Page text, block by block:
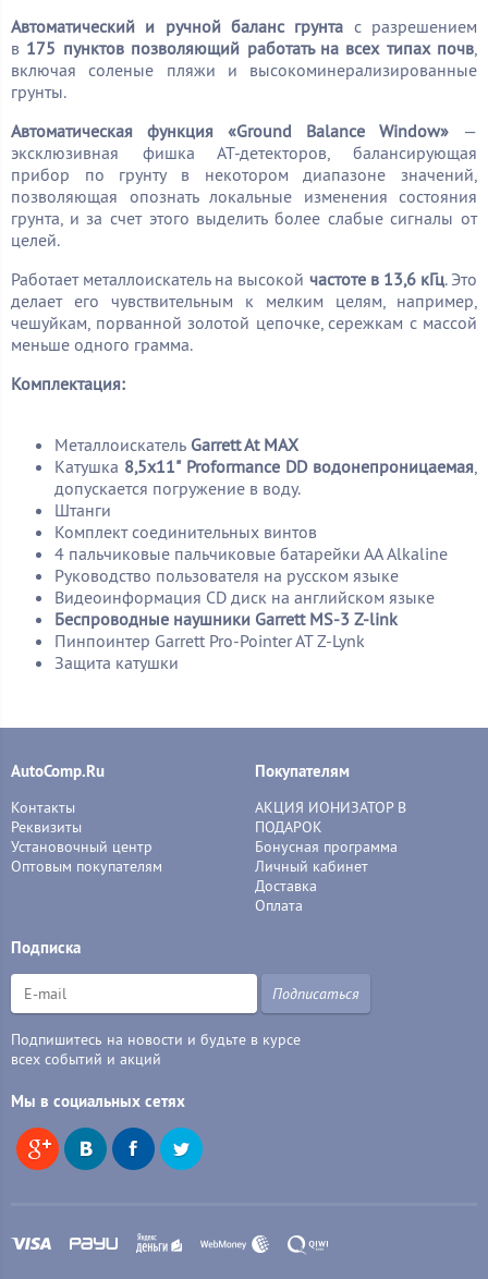
Автоматический и ручной баланс грунта с разрешением
в 175 пунктов позволяющий работать на всех типах почв,
включая соленые пляжи и высокоминерализированные
грунты.
Автоматическая функция «Ground Balance Window» —
эксклюзивная фишка АТ-детекторов, балансирующая
прибор по грунту в некотором диапазоне значений,
позволяющая опознать локальные изменения состояния
грунта, и за счет этого выделить более слабые сигналы от
целей.
Работает металлоискатель на высокой частоте в 13,6 кГц. Это
делает его чувствительным к мелким целям, например,
чешуйкам, порванной золотой цепочке, сережкам с массой
меньше одного грамма.
Комплектация:
Металлоискатель Garrett At MAX
Катушка 8,5x11" Proformance DD водонепроницаемая,
допускается погружение в воду.
Штанги
Комплект соединительных винтов
4 пальчиковые пальчиковые батарейки АА Alkaline
Руководство пользователя на русском языке
Видеоинформация CD диск на английском языке
Беспроводные наушники Garrett MS-3 Z-link
Пинпоинтер Garrett Pro-Pointer AT Z-Lynk
Защита катушки
AutoComp.Ru
Контакты
Реквизиты
Установочный центр
Оптовым покупателям
Покупателям
АКЦИЯ ИОНИЗАТОР В
ПОДАРОК
Бонусная программа
Личный кабинет
Доставка
Оплата
Подписка
Подписаться
Подпишитесь на новости и будьте в курсе
всех событий и акций
Мы в социальных сетях